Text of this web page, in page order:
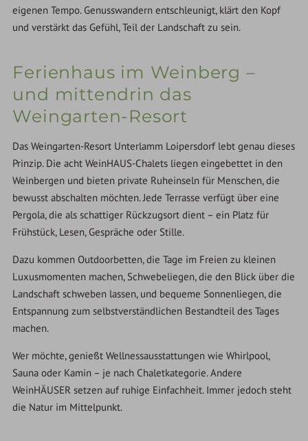
eigenen Tempo. Genusswandern entschleunigt, klärt den Kopf
und verstärkt das Gefühl, Teil der Landschaft zu sein.
Ferienhaus im Weinberg –
und mittendrin das
Weingarten-Resort
Das Weingarten-Resort Unterlamm Loipersdorf lebt genau dieses
Prinzip. Die acht WeinHAUS-Chalets liegen eingebettet in den
Weinbergen und bieten private Ruheinseln für Menschen, die
bewusst abschalten möchten. Jede Terrasse verfügt über eine
Pergola, die als schattiger Rückzugsort dient – ein Platz für
Frühstück, Lesen, Gespräche oder Stille.
Dazu kommen Outdoorbetten, die Tage im Freien zu kleinen
Luxusmomenten machen, Schwebeliegen, die den Blick über die
Landschaft schweben lassen, und bequeme Sonnenliegen, die
Entspannung zum selbstverständlichen Bestandteil des Tages
machen.
Wer möchte, genießt Wellnessausstattungen wie Whirlpool,
Sauna oder Kamin – je nach Chaletkategorie. Andere
WeinHÄUSER setzen auf ruhige Einfachheit. Immer jedoch steht
die Natur im Mittelpunkt.